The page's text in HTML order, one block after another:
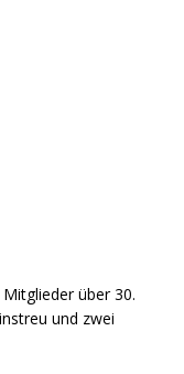
über 30.
und zwei